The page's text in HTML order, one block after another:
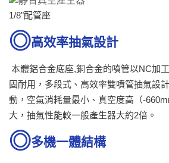
1/8"配管座
高效率抽氣設計
本體鋁合金底座,銅合金的噴管以NC加
固耐用，多段式、高效率雙噴管抽氣設
動，空氣消耗量最小、真空度高（-
大，抽氣性能較一般產生器大約2倍。
多機一體結構